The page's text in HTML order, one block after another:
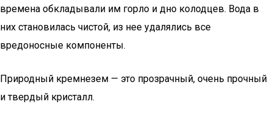
времена обкладывали им горло и дно колодцев. Вода в
них становилась чистой, из нее удалялись все
вредоносные компоненты.
Природный кремнезем — это прозрачный, очень прочный
и твердый кристалл.